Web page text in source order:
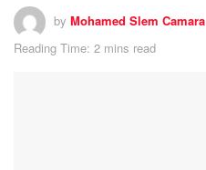
by Mohamed Slem Camara
Reading Time: 2 mins read